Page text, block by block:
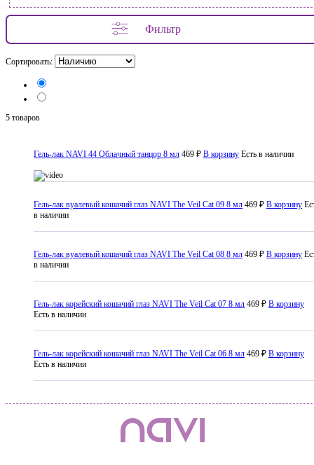
Фильтр
Сортировать:
5 товаров
Гель-лак NAVI 44 Облачный танцор 8 мл 469 ₽ В корзину Есть в наличии
Гель-лак вуалевый кошачий глаз NAVI The Veil Cat 09 8 мл 469 ₽ В корзину
в наличии
Гель-лак вуалевый кошачий глаз NAVI The Veil Cat 08 8 мл 469 ₽ В корзину
в наличии
Гель-лак корейский кошачий глаз NAVI The Veil Cat 07 8 мл 469 ₽ В корзину
Есть в наличии
Гель-лак корейский кошачий глаз NAVI The Veil Cat 06 8 мл 469 ₽ В корзину
Есть в наличии